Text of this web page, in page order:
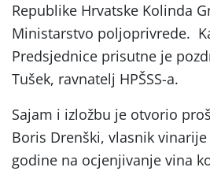
Republike Hrvatske Kolinda
Ministarstvo poljoprivrede.
Predsjednice prisutne je
Tušek, ravnatelj HPŠSS-a.
Sajam i izložbu je otvorio
Boris Drenški, vlasnik vinarije
godine na ocjenjivanje vina